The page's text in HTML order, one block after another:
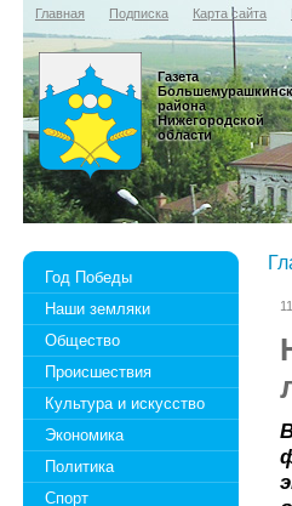
Главная Подписка Карта сайта
Газета
района
Нижегородской
области
Год Победы
Наши земляки
Общество
Происшествия
Культура и искусство
Экономика
Политика
Спорт